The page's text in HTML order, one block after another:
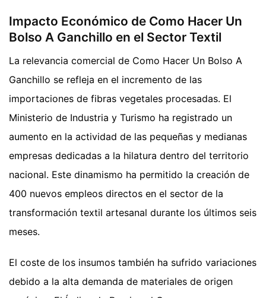
Impacto Económico de Como Hacer Un
Bolso A Ganchillo en el Sector Textil
La relevancia comercial de Como Hacer Un Bolso A
Ganchillo se refleja en el incremento de las
importaciones de fibras vegetales procesadas. El
Ministerio de Industria y Turismo ha registrado un
aumento en la actividad de las pequeñas y medianas
empresas dedicadas a la hilatura dentro del territorio
nacional. Este dinamismo ha permitido la creación de
400 nuevos empleos directos en el sector de la
transformación textil artesanal durante los últimos seis
meses.
El coste de los insumos también ha sufrido variaciones
debido a la alta demanda de materiales de origen